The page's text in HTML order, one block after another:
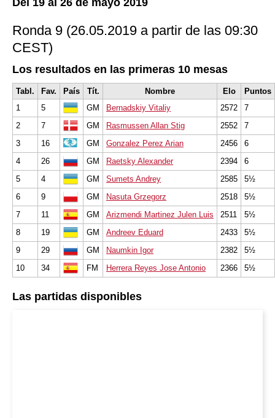
Del 19 al 26 de mayo 2019
Ronda 9 (26.05.2019 a partir de las 09:30
CEST)
Los resultados en las primeras 10 mesas
Tabl. Fav. País Tít. Nombre Elo
Puntos
1
5 GM Bernadskiy Vitaliy 2572
7
2
7 GM Rasmussen Allan Stig 2552
7
3
16 GM Gonzalez Perez Arian 2456
6
4
26 GM Raetsky Alexander 2394
6
5
4 GM Sumets Andrey 2585
5½
6
9 GM Nasuta Grzegorz 2518
5½
7
11 GM Arizmendi Martinez Julen Luis 2511
5½
8
19 GM Andreev Eduard 2433
5½
9
29 GM Naumkin Igor 2382
5½
10
34 FM Herrera Reyes Jose Antonio 2366 5½
Las partidas disponibles